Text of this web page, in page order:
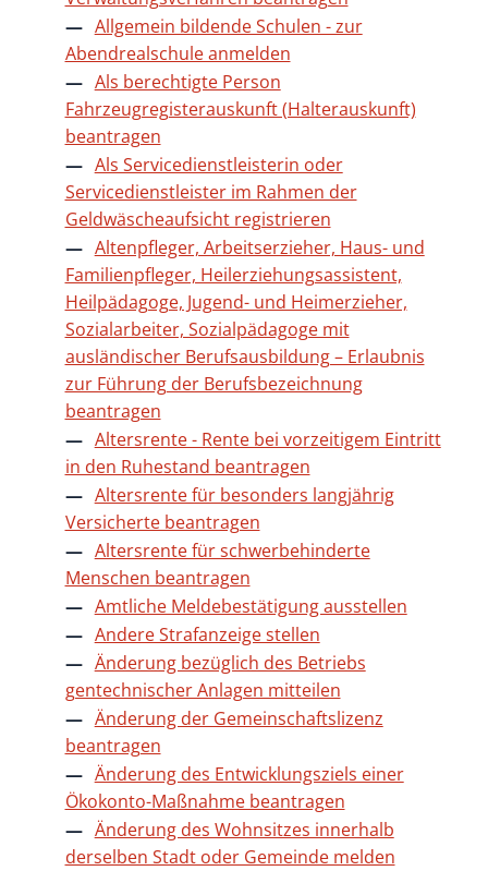
Allgemein bildende Schulen - zur
Abendrealschule anmelden
Als berechtigte Person
Fahrzeugregisterauskunft (Halterauskunft)
beantragen
Als Servicedienstleisterin oder
Servicedienstleister im Rahmen der
Geldwäscheaufsicht registrieren
Altenpfleger, Arbeitserzieher, Haus- und
Familienpfleger, Heilerziehungsassistent,
Heilpädagoge, Jugend- und Heimerzieher,
Sozialarbeiter, Sozialpädagoge mit
ausländischer Berufsausbildung – Erlaubnis
zur Führung der Berufsbezeichnung
beantragen
Altersrente - Rente bei vorzeitigem Eintritt
in den Ruhestand beantragen
Altersrente für besonders langjährig
Versicherte beantragen
Altersrente für schwerbehinderte
Menschen beantragen
Amtliche Meldebestätigung ausstellen
Andere Strafanzeige stellen
Änderung bezüglich des Betriebs
gentechnischer Anlagen mitteilen
Änderung der Gemeinschaftslizenz
beantragen
Änderung des Entwicklungsziels einer
Ökokonto-Maßnahme beantragen
Änderung des Wohnsitzes innerhalb
derselben Stadt oder Gemeinde melden